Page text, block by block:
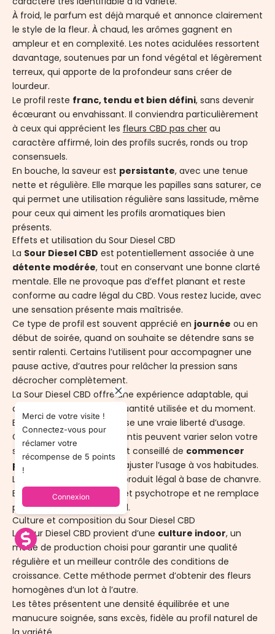
À froid, le parfum est déjà marqué et annonce clairement
le style de la fleur. À chaud, les arômes gagnent en
ampleur et en complexité. Les notes acidulées ressortent
davantage, soutenues par un fond végétal et légèrement
terreux, qui apporte de la profondeur sans créer de
lourdeur.
Le profil reste franc, tendu et bien défini, sans devenir
écœurant ou envahissant. Il conviendra particulièrement
à ceux qui apprécient les fleurs CBD pas cher au
caractère affirmé, loin des profils sucrés, ronds ou trop
consensuels.
En bouche, la saveur est persistante, avec une tenue
nette et régulière. Elle marque les papilles sans saturer, ce
qui permet une utilisation régulière sans lassitude, même
pour ceux qui aiment les profils aromatiques bien
présents.
Effets et utilisation du Sour Diesel CBD
La Sour Diesel CBD est potentiellement associée à une
détente modérée, tout en conservant une bonne clarté
mentale. Elle ne provoque pas d’effet planant et reste
conforme au cadre légal du CBD. Vous restez lucide, avec
une sensation présente mais maîtrisée.
Ce type de profil est souvent apprécié en journée ou en
début de soirée, quand on souhaite se détendre sans se
sentir ralenti. Certains l’utilisent pour accompagner une
pause active, d’autres pour relâcher la pression sans
décrocher complètement.
La Sour Diesel CBD offre une expérience adaptable, qui
dépend beaucoup de la quantité utilisée et du moment.
Elle ne s’impose pas et laisse une vraie liberté d’usage.
Comme toujours, les ressentis peuvent varier selon votre
sensibilité personnelle. Il est conseillé de commencer
progressivement
afin d’ajuster l’usage à vos habitudes.
La Sour Diesel CBD est un produit légal à base de chanvre.
Elle ne provoque pas d’effet psychotrope et ne remplace
pas un traitement médical.
Culture et composition du Sour Diesel CBD
Le Sour Diesel CBD provient d’une culture indoor, un
mode de production choisi pour garantir une qualité
régulière et un meilleur contrôle des conditions de
croissance. Cette méthode permet d’obtenir des fleurs
homogènes d’un lot à l’autre.
Les têtes présentent une densité équilibrée et une
manucure soignée, sans excès, fidèle au profil naturel de
Merci de votre visite !
Connectez-vous pour
réclamer votre
récompense de 5 points
!
Connexion